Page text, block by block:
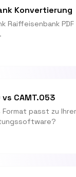
Konvertierung
Raiffeisenbank
CAMT.053
Format passt zu Ihrer